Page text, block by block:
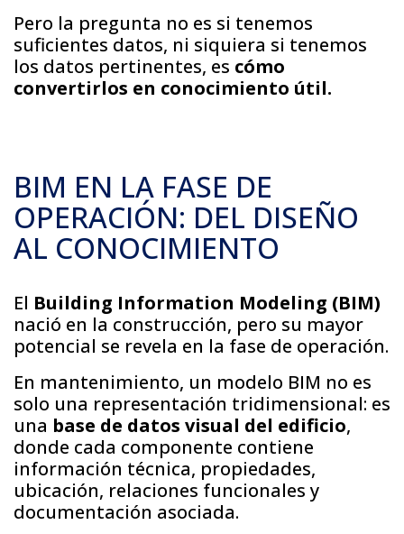
Pero la pregunta no es si tenemos
suficientes datos, ni siquiera si tenemos
los datos pertinentes, es cómo
convertirlos en conocimiento útil.
BIM EN LA FASE DE
OPERACIÓN: DEL DISEÑO
AL CONOCIMIENTO
El Building Information Modeling (BIM)
nació en la construcción, pero su mayor
potencial se revela en la fase de operación.
En mantenimiento, un modelo BIM no es
solo una representación tridimensional: es
una base de datos visual del edificio,
donde cada componente contiene
información técnica, propiedades,
ubicación, relaciones funcionales y
documentación asociada.